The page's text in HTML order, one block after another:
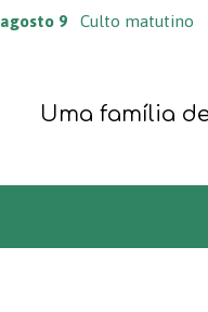
agosto 9 Culto matutino
Uma família